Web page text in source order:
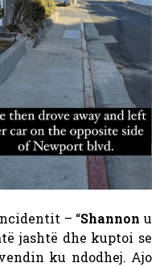
– “Shannon u
jashtë dhe kuptoi se
ku ndodhej. Ajo